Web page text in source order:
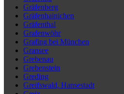
Gräfenberg
Gräfenhainichen
Gräfenthal
Grafenwöhr
Grafing bei München
Gransee
Grebenau
Grebenstein
Greding
Greifswald, Hansestadt